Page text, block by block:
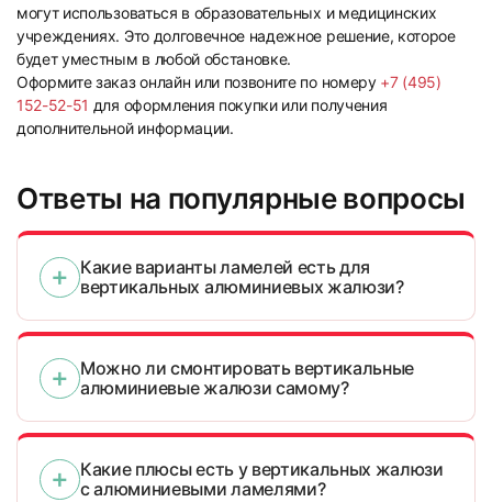
могут использоваться в образовательных и медицинских
учреждениях. Это долговечное надежное решение, которое
будет уместным в любой обстановке.
Оформите заказ онлайн или позвоните по номеру +7 (495)
152-52-51 для оформления покупки или получения
дополнительной информации.
Ответы на популярные вопросы
Какие варианты ламелей есть для
вертикальных алюминиевых жалюзи?
Можно ли смонтировать вертикальные
алюминиевые жалюзи самому?
Какие плюсы есть у вертикальных жалюзи
с алюминиевыми ламелями?